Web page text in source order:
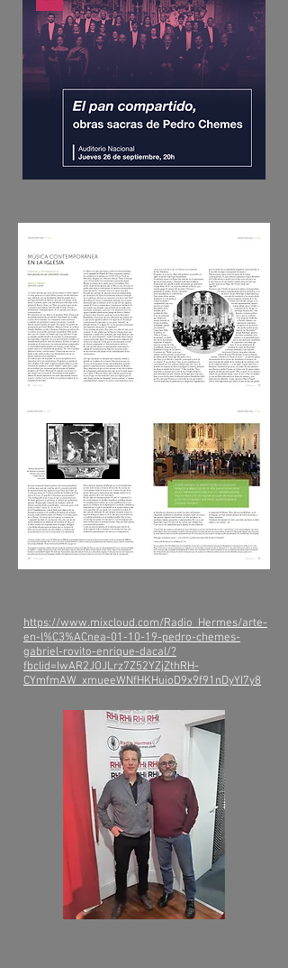
https://www.mixcloud.com/Radio_Hermes/arte-
en-l%C3%ACnea-01-10-19-pedro-chemes-
gabriel-rovito-enrique-dacal/?
fbclid=IwAR2JOJLrz7Z52YZjZthRH-
CYmfmAW_xmueeWNfHKHuioD9x9f91nDyYI7y8